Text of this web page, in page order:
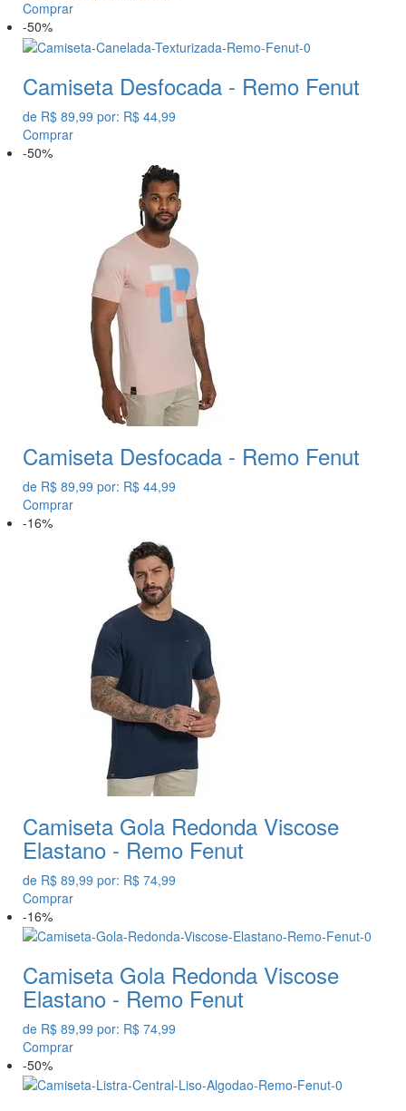
Comprar
-50%
Camiseta Desfocada - Remo Fenut
de R$ 89,99 por: R$ 44,99
Comprar
-50%
Camiseta Desfocada - Remo Fenut
de R$ 89,99 por: R$ 44,99
Comprar
-16%
Camiseta Gola Redonda Viscose
Elastano - Remo Fenut
de R$ 89,99 por: R$ 74,99
Comprar
-16%
Camiseta Gola Redonda Viscose
Elastano - Remo Fenut
de R$ 89,99 por: R$ 74,99
Comprar
-50%